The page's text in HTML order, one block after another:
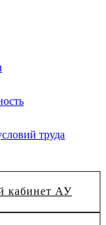
труда
кабинет АУ